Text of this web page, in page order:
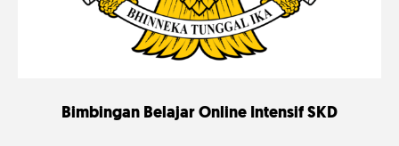
Bimbingan Belajar Online Intensif SKD